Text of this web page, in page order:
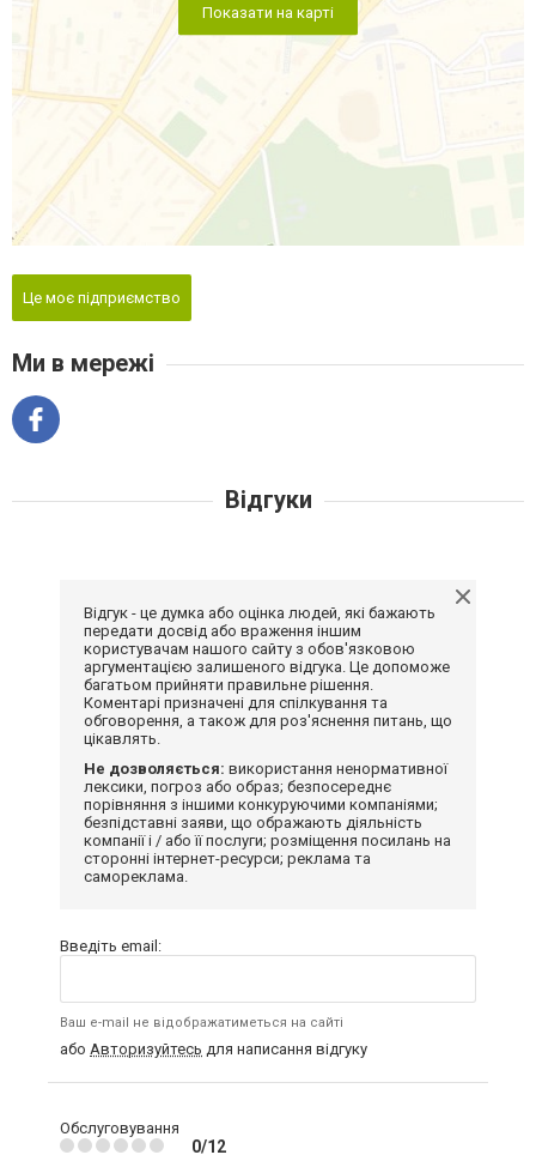
Показати на карті
Це моє підприємство
Ми в мережі
Відгуки
Відгук - це думка або оцінка людей, які бажають
передати досвід або враження іншим
користувачам нашого сайту з обов'язковою
аргументацією залишеного відгука. Це допоможе
багатьом прийняти правильне рішення.
Коментарі призначені для спілкування та
обговорення, а також для роз'яснення питань, що
цікавлять.
Не дозволяється: використання ненормативної
лексики, погроз або образ; безпосереднє
порівняння з іншими конкуруючими компаніями;
безпідставні заяви, що ображають діяльність
компанії і / або її послуги; розміщення посилань на
сторонні інтернет-ресурси; реклама та
самореклама.
Введіть email:
Ваш e-mail не відображатиметься на сайті
або Авторизуйтесь для написання відгуку
Обслуговування
0/12